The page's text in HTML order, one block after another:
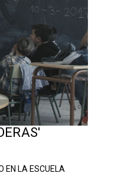
EN LA ESCUELA